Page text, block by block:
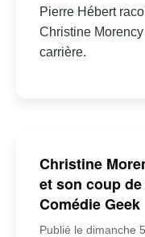
Pierre Hébert
Christine
carrière.
Christine
et son coup
Comédie Geek
Publié le dimanche